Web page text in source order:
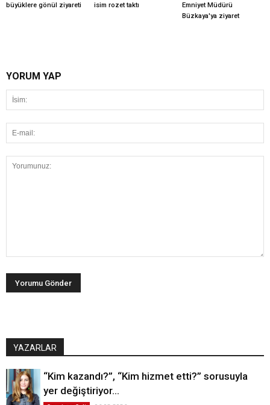
büyüklere gönül ziyareti
isim rozet taktı
Emniyet Müdürü
Büzkaya'ya ziyaret
YORUM YAP
YAZARLAR
“Kim kazandı?”, “Kim hizmet etti?” sorusuyla
yer değiştiriyor…